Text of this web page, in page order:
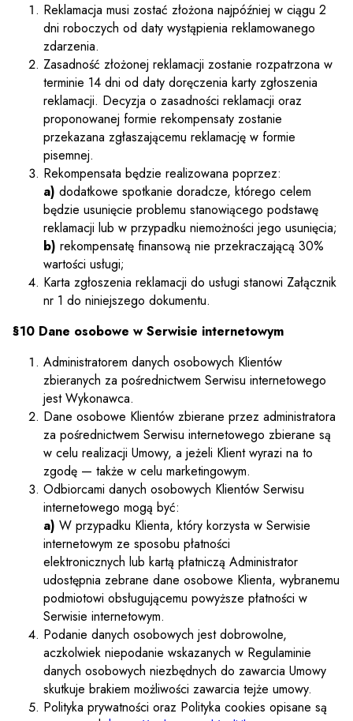
Reklamacja musi zostać złożona najpóźniej w ciągu 2
dni roboczych od daty wystąpienia reklamowanego
zdarzenia.
Zasadność złożonej reklamacji zostanie rozpatrzona w
terminie 14 dni od daty doręczenia karty zgłoszenia
reklamacji. Decyzja o zasadności reklamacji oraz
proponowanej formie rekompensaty zostanie
przekazana zgłaszającemu reklamację w formie
pisemnej.
Rekompensata będzie realizowana poprzez:
a) dodatkowe spotkanie doradcze, którego celem
będzie usunięcie problemu stanowiącego podstawę
reklamacji lub w przypadku niemożności jego usunięcia;
b) rekompensatę finansową nie przekraczającą 30%
wartości usługi;
Karta zgłoszenia reklamacji do usługi stanowi Załącznik
nr 1 do niniejszego dokumentu.
§10 Dane osobowe w Serwisie internetowym
Administratorem danych osobowych Klientów
zbieranych za pośrednictwem Serwisu internetowego
jest Wykonawca.
Dane osobowe Klientów zbierane przez administratora
za pośrednictwem Serwisu internetowego zbierane są
w celu realizacji Umowy, a jeżeli Klient wyrazi na to
zgodę — także w celu marketingowym.
Odbiorcami danych osobowych Klientów Serwisu
internetowego mogą być:
a) W przypadku Klienta, który korzysta w Serwisie
internetowym ze sposobu płatności
elektronicznych lub kartą płatniczą Administrator
udostępnia zebrane dane osobowe Klienta, wybranemu
podmiotowi obsługującemu powyższe płatności w
Serwisie internetowym.
Podanie danych osobowych jest dobrowolne,
aczkolwiek niepodanie wskazanych w Regulaminie
danych osobowych niezbędnych do zawarcia Umowy
skutkuje brakiem możliwości zawarcia tejże umowy.
Polityka prywatności oraz Polityka cookies opisane są